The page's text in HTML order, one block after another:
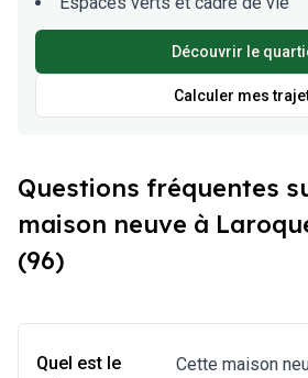
Découvrir le
Calculer mes
Questions fréquentes
maison neuve à
(96)
Quel est le
Cette maison